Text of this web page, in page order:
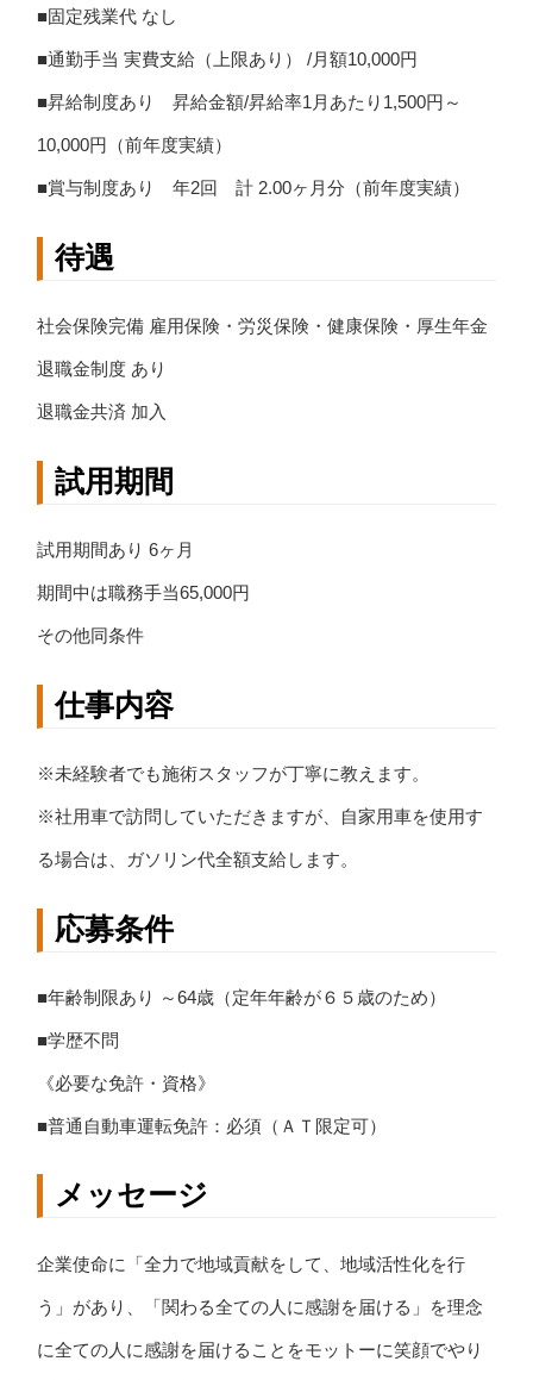
■固定残業代 なし
■通勤手当 実費支給（上限あり） /月額10,000円
■昇給制度あり 昇給金額/昇給率1月あたり1,500円～
10,000円（前年度実績）
■賞与制度あり 年2回 計 2.00ヶ月分（前年度実績）
待遇
社会保険完備 雇用保険・労災保険・健康保険・厚生年金
退職金制度 あり
退職金共済 加入
試用期間
試用期間あり 6ヶ月
期間中は職務手当65,000円
その他同条件
仕事内容
※未経験者でも施術スタッフが丁寧に教えます。
※社用車で訪問していただきますが、自家用車を使用す
る場合は、ガソリン代全額支給します。
応募条件
■年齢制限あり ～64歳（定年年齢が６５歳のため）
■学歴不問
《必要な免許・資格》
■普通自動車運転免許：必須（ＡＴ限定可）
メッセージ
企業使命に「全力で地域貢献をして、地域活性化を行
う」があり、「関わる全ての人に感謝を届ける」を理念
に全ての人に感謝を届けることをモットーに笑顔でやり